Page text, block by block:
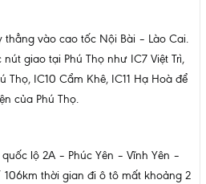
vào cao tốc Nội Bài – Lào Cai.
giao tại Phú Thọ như IC7 Việt Trì,
Thọ, IC10 Cẩm Khê, IC11 Hạ Hoà để
của Phú Thọ.
lộ 2A – Phúc Yên – Vĩnh Yên –
106km thời gian đi ô tô mất khoảng 2